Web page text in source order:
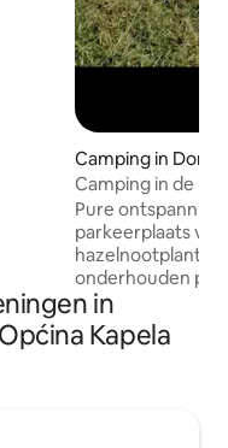
Camping in Donji
Camping in de
Pure
parkeerplaats
hazelnootplantage. Onze
onderhouden
in een pittoreske
omgeven door
en brede velden.
in
Kapela